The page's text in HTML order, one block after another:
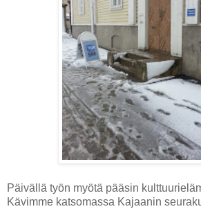
Päivällä työn myötä pääsin
Kävimme katsomassa Kajaanin